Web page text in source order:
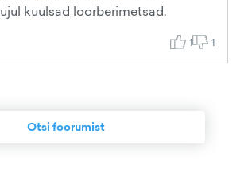
kuulsad loorberimetsad.
1 1
Otsi foorumist